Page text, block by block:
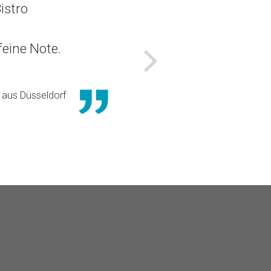
Note.
Düsseldorf
Nächstes